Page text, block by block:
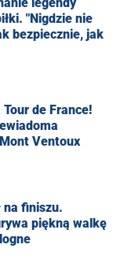
"Nigdzie nie
bezpiecznie, jak
de France!
Ventoux
na finiszu.
piękną walkę